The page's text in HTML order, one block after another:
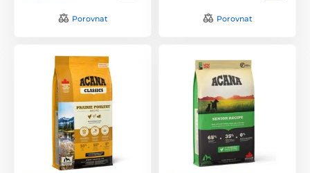
Porovnat Porovnat